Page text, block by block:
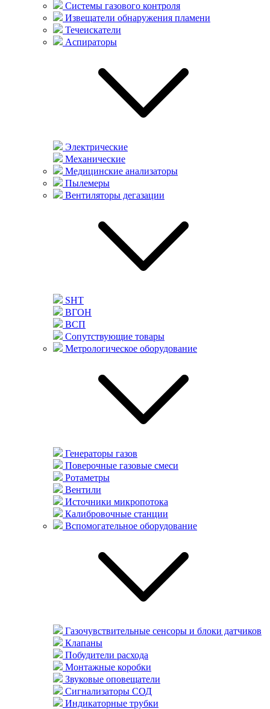
Системы газового контроля
Извещатели обнаружения пламени
Течеискатели
Аспираторы
Электрические
Механические
Медицинские анализаторы
Пылемеры
Вентиляторы дегазации
SHT
ВГОН
ВСП
Сопутствующие товары
Метрологическое оборудование
Генераторы газов
Поверочные газовые смеси
Ротаметры
Вентили
Источники микропотока
Калибровочные станции
Вспомогательное оборудование
Газочувствительные сенсоры и блоки датчиков
Клапаны
Побудители расхода
Монтажные коробки
Звуковые оповещатели
Сигнализаторы СОД
Индикаторные трубки